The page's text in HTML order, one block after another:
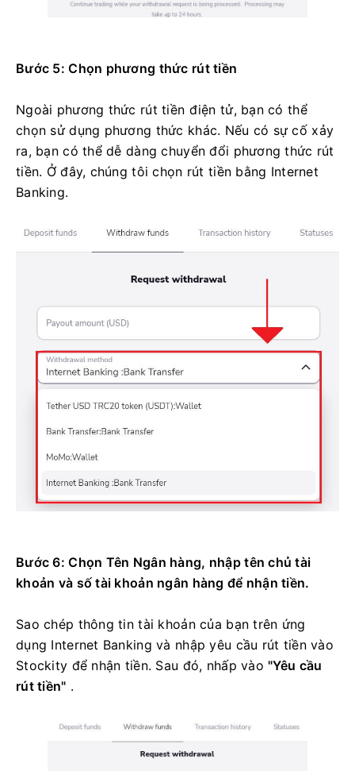
Bước 5: Chọn phương thức rút tiền
Ngoài phương thức rút tiền điện tử, bạn có thể
chọn sử dụng phương thức khác. Nếu có sự cố xảy
ra, bạn có thể dễ dàng chuyển đổi phương thức rút
tiền. Ở đây, chúng tôi chọn rút tiền bằng Internet
Banking.
Bước 6: Chọn Tên Ngân hàng, nhập tên chủ tài
khoản và số tài khoản ngân hàng để nhận tiền.
Sao chép thông tin tài khoản của bạn trên ứng
dụng Internet Banking và nhập yêu cầu rút tiền vào
Stockity để nhận tiền. Sau đó, nhấp vào "Yêu cầu
rút tiền" .